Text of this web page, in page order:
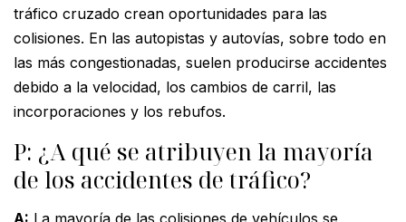
tráfico cruzado crean oportunidades para las
colisiones. En las autopistas y autovías, sobre todo en
las más congestionadas, suelen producirse accidentes
debido a la velocidad, los cambios de carril, las
incorporaciones y los rebufos.
P: ¿A qué se atribuyen la mayoría
de los accidentes de tráfico?
A: La mayoría de las colisiones de vehículos se